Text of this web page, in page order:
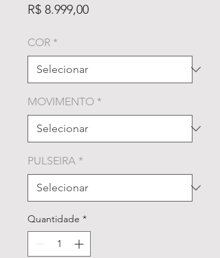
R$ 8.999,00Preço
COR *
MOVIMENTO *
PULSEIRA *
Quantidade *